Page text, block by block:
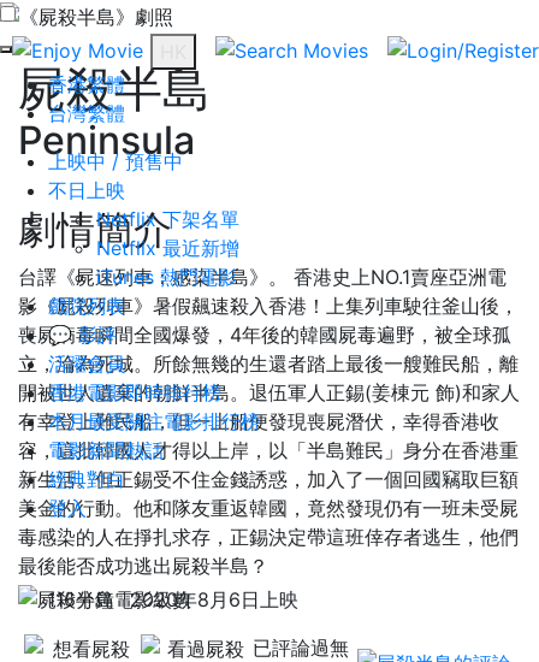
香港繁體
台灣繁體
上映中 / 預售中
不日上映
Netflix 下架名單
Netflix 最近新增
iTunes 熱門電影
戲院列表
💬 影評
活躍會員
香港電影即時排行榜
本月最受關注電影排行榜
電影新聞熱話
經典對白
登入
屍殺半島
Peninsula
劇情簡介
台譯《屍速列車：感染半島》。 香港史上NO.1賣座亞洲電
影《屍殺列車》暑假飆速殺入香港！上集列車駛往釜山後，
喪屍病毒瞬間全國爆發，4年後的韓國屍毒遍野，被全球孤
立，淪為死城。所餘無幾的生還者踏上最後一艘難民船，離
開被世人遺棄的朝鮮半島。退伍軍人正錫(姜棟元 飾)和家人
有幸登上難民船，但一上船便發現喪屍潛伏，幸得香港收
容，這批韓國人才得以上岸，以「半島難民」身分在香港重
新生活。但正錫受不住金錢誘惑，加入了一個回國竊取巨額
美金的行動。他和隊友重返韓國，竟然發現仍有一班未受屍
毒感染的人在掙扎求存，正錫決定帶這班倖存者逃生，他們
最後能否成功逃出屍殺半島？
116分鐘
2020年8月6日上映
已評論過無